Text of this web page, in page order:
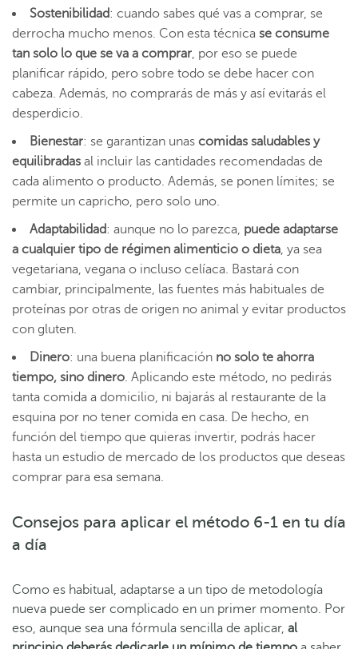
Sostenibilidad: cuando sabes qué vas a comprar, se
derrocha mucho menos. Con esta técnica se consume
tan solo lo que se va a comprar, por eso se puede
planificar rápido, pero sobre todo se debe hacer con
cabeza. Además, no comprarás de más y así evitarás el
desperdicio.
Bienestar: se garantizan unas comidas saludables y
equilibradas al incluir las cantidades recomendadas de
cada alimento o producto. Además, se ponen límites; se
permite un capricho, pero solo uno.
Adaptabilidad: aunque no lo parezca, puede adaptarse
a cualquier tipo de régimen alimenticio o dieta, ya sea
vegetariana, vegana o incluso celíaca. Bastará con
cambiar, principalmente, las fuentes más habituales de
proteínas por otras de origen no animal y evitar productos
con gluten.
Dinero: una buena planificación no solo te ahorra
tiempo, sino dinero. Aplicando este método, no pedirás
tanta comida a domicilio, ni bajarás al restaurante de la
esquina por no tener comida en casa. De hecho, en
función del tiempo que quieras invertir, podrás hacer
hasta un estudio de mercado de los productos que deseas
comprar para esa semana.
Consejos para aplicar el método 6-1 en tu día
a día
Como es habitual, adaptarse a un tipo de metodología
nueva puede ser complicado en un primer momento. Por
eso, aunque sea una fórmula sencilla de aplicar, al